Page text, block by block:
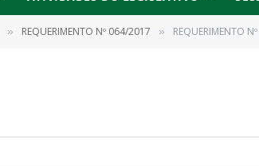
» REQUERIMENTO Nº 064/2017 » REQUERIMENTO